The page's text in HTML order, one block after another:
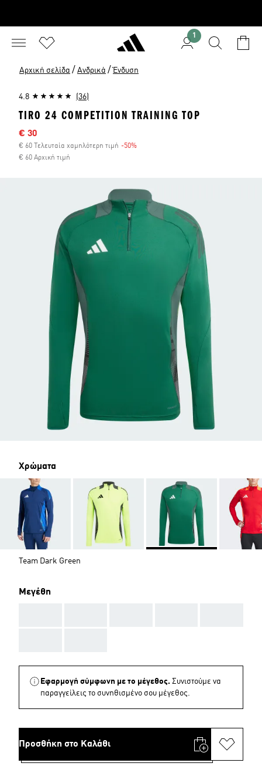
1
Αρχική σελίδα / Ανδρικά / Ένδυση
4.8 (36)
TIRO 24 COMPETITION TRAINING TOP
Τιμή έκπτωσης
€ 30
€ 60 Τελευταία χαμηλότερη τιμή -50%
€ 60 Αρχική τιμή
Χρώματα
Team Dark Green
Μεγέθη
Εφαρμογή σύμφωνη με το μέγεθος. Συνιστούμε να
παραγγείλεις το συνηθισμένο σου μέγεθος.
Προσθήκη στο Καλάθι